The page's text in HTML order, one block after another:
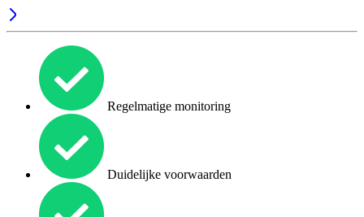
Regelmatige monitoring
Duidelijke voorwaarden